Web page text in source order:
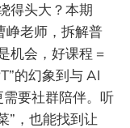
得头大？本期
峥老师，拆解普
机会，好课程 =
的幻象到与 AI
要社群陪伴。听
”，也能找到让